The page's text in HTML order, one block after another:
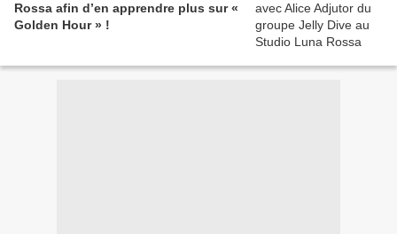
Rossa afin d’en apprendre plus sur «
Golden Hour » !